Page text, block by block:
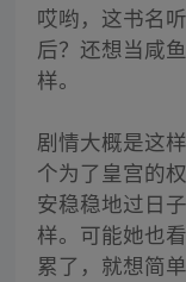
哎哟，这书名
后？还想当咸
样。
剧情大概是这
个为了皇宫的
安稳稳地过日
样。可能她也
累了，就想简